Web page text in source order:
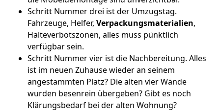
Schritt Nummer drei ist der Umzugstag.
Fahrzeuge, Helfer, Verpackungsmaterialien,
Halteverbotszonen, alles muss pünktlich
verfügbar sein.
Schritt Nummer vier ist die Nachbereitung. Alles
ist im neuen Zuhause wieder an seinem
angestammten Platz? Die alten vier Wände
wurden besenrein übergeben? Gibt es noch
Klärungsbedarf bei der alten Wohnung?